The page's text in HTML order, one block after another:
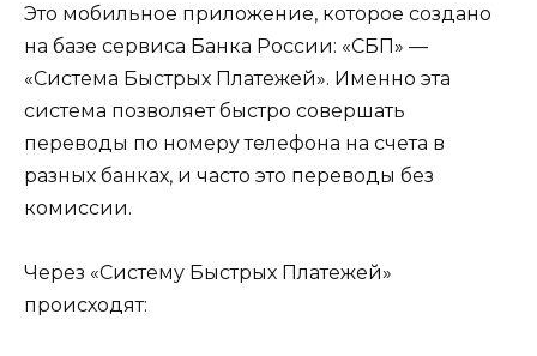
Это мобильное приложение, которое создано
на базе сервиса Банка России: «СБП» —
«Система Быстрых Платежей». Именно эта
система позволяет быстро совершать
переводы по номеру телефона на счета в
разных банках, и часто это переводы без
комиссии.
Через «Систему Быстрых Платежей»
происходят: